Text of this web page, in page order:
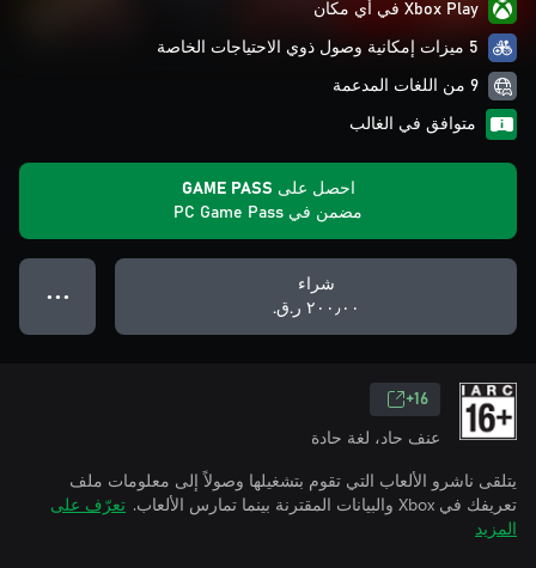
Xbox Play في أي مكان
5 ميزات إمكانية وصول ذوي الاحتياجات الخاصة
9 من اللغات المدعمة
متوافق في الغالب
احصل على GAME PASS
مضمن في PC Game Pass
شراء
٢٠٠٫٠٠ ر.ق.‏
● ● ●
16+
عنف حاد، لغة حادة
يتلقى ناشرو الألعاب التي تقوم بتشغيلها وصولاً إلى معلومات ملف
تعريفك في Xbox والبيانات المقترنة بينما تمارس الألعاب.
تعرّف على
المزيد